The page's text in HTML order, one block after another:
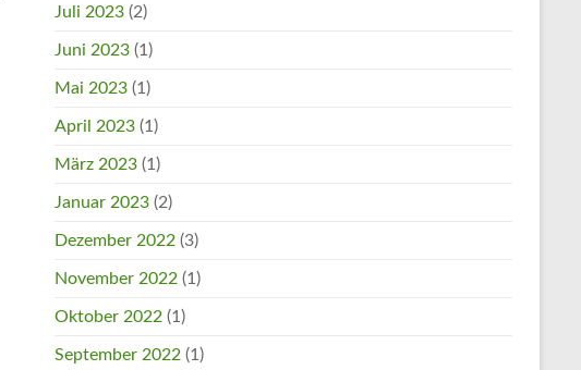
Juli 2023 (2)
Juni 2023 (1)
Mai 2023 (1)
April 2023 (1)
März 2023 (1)
Januar 2023 (2)
Dezember 2022 (3)
November 2022 (1)
Oktober 2022 (1)
September 2022 (1)